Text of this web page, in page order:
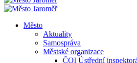
Město
Aktuality
Samospráva
Městské organizace
ČOI Ústřední